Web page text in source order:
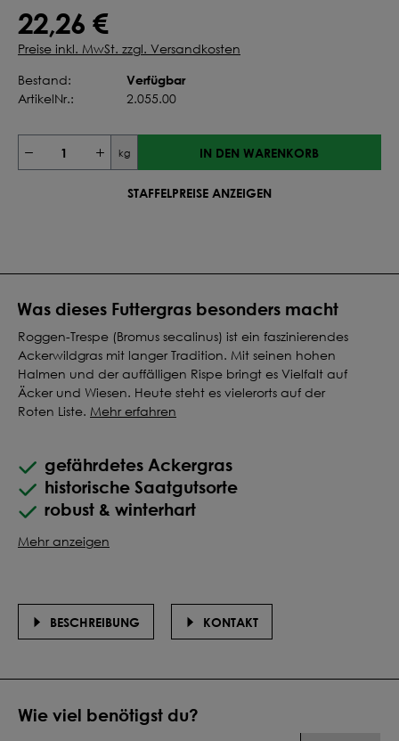
Was dieses Futtergras besonders macht
Roggen-Trespe (Bromus secalinus) ist ein faszinierendes
Ackerwildgras mit langer Tradition. Mit seinen hohen
Halmen und der auffälligen Rispe bringt es Vielfalt auf
Äcker und Wiesen. Heute steht es vielerorts auf der
Roten Liste. Mehr erfahren
gefährdetes Ackergras
historische Saatgutsorte
robust & winterhart
Mehr anzeigen
Wie viel benötigst du?
22,26 €
Preise inkl. MwSt. zzgl. Versandkosten
Bestand:
Verfügbar
ArtikelNr.: 2.055.00
kg IN DEN WARENKORB
STAFFELPREISE ANZEIGEN
BESCHREIBUNG KONTAKT